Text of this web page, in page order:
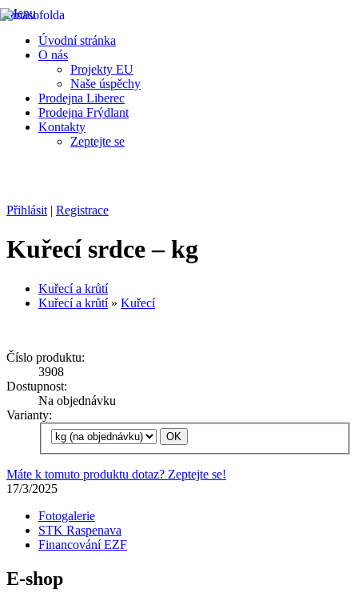
Menu
Úvodní stránka
O nás
Projekty EU
Naše úspěchy
Prodejna Liberec
Prodejna Frýdlant
Kontakty
Zeptejte se
Přihlásit | Registrace
Kuřecí srdce– kg
Kuřecí a krůtí
Kuřecí a krůtí» Kuřecí
Číslo produktu:
3908
Dostupnost:
Na objednávku
Varianty:
Máte k tomuto produktu dotaz? Zeptejte se!
17/3/2025
Fotogalerie
STK Raspenava
Financování EZF
E-shop